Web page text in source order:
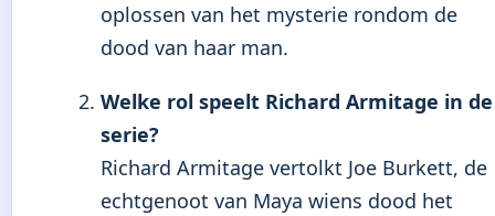
oplossen van het mysterie rondom de
dood van haar man.
Welke rol speelt Richard Armitage in de
serie?
Richard Armitage vertolkt Joe Burkett, de
echtgenoot van Maya wiens dood het